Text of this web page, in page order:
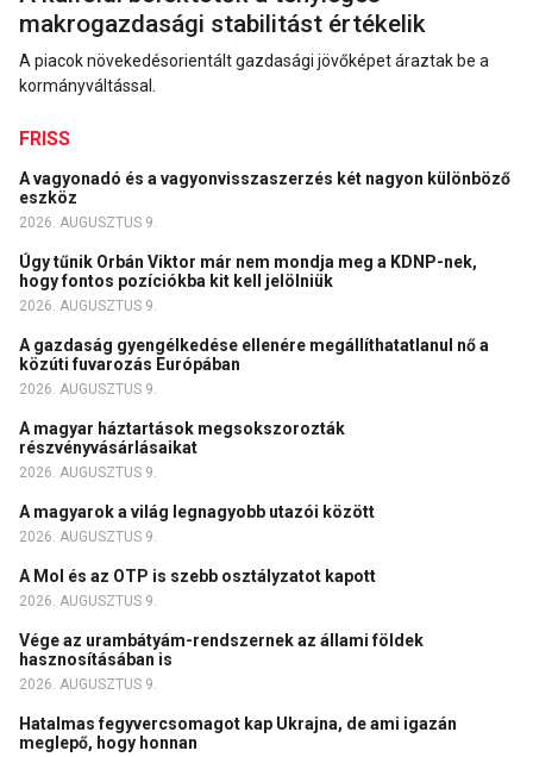
makrogazdasági stabilitást értékelik
A piacok növekedésorientált gazdasági jövőképet áraztak be a
kormányváltással.
FRISS
A vagyonadó és a vagyonvisszaszerzés két nagyon különböző
eszköz
2026. AUGUSZTUS 9.
Úgy tűnik Orbán Viktor már nem mondja meg a KDNP-nek,
hogy fontos pozíciókba kit kell jelölniük
2026. AUGUSZTUS 9.
A gazdaság gyengélkedése ellenére megállíthatatlanul nő a
közúti fuvarozás Európában
2026. AUGUSZTUS 9.
A magyar háztartások megsokszorozták
részvényvásárlásaikat
2026. AUGUSZTUS 9.
A magyarok a világ legnagyobb utazói között
2026. AUGUSZTUS 9.
A Mol és az OTP is szebb osztályzatot kapott
2026. AUGUSZTUS 9.
Vége az urambátyám-rendszernek az állami földek
hasznosításában is
2026. AUGUSZTUS 9.
Hatalmas fegyvercsomagot kap Ukrajna, de ami igazán
meglepő, hogy honnan